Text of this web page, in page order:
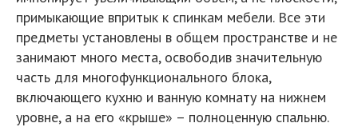
примыкающие впритык к спинкам мебели. Все эти
предметы установлены в общем пространстве и не
занимают много места, освободив значительную
часть для многофункционального блока,
включающего кухню и ванную комнату на нижнем
уровне, а на его «крыше» – полноценную спальню.